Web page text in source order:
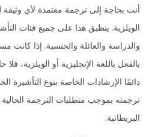
أنت بحاجة إلى ترجمة معتمدة لأي وثيقة
الويلزية. ينطبق هذا على جميع فئات
والدراسة والعائلة والجنسية. إذا كانت
بالفعل باللغة الإنجليزية أو الويلزية،
دائمًا الإرشادات الخاصة بنوع التأشيرة
ترجمته بموجب متطلبات الترجمة الحالية
البريطانية.